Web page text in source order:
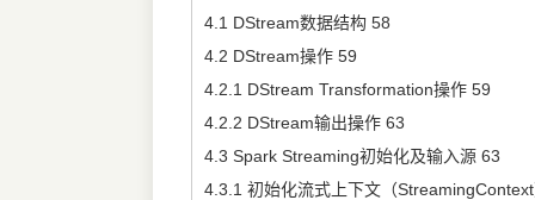
4.1 DStream数据结构 58
4.2 DStream操作 59
4.2.1 DStream Transformation操作 59
4.2.2 DStream输出操作 63
4.3 Spark Streaming初始化及输入源 63
4.3.1 初始化流式上下文（